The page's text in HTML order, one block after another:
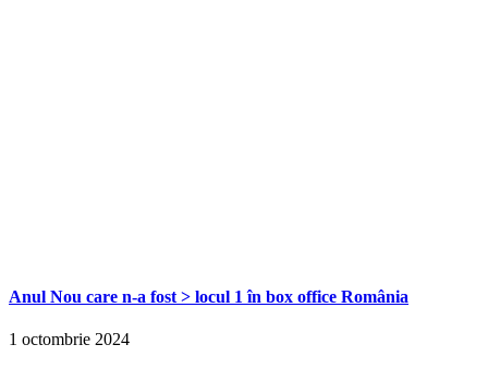
Anul Nou care n-a fost > locul 1 în box office România
1 octombrie 2024